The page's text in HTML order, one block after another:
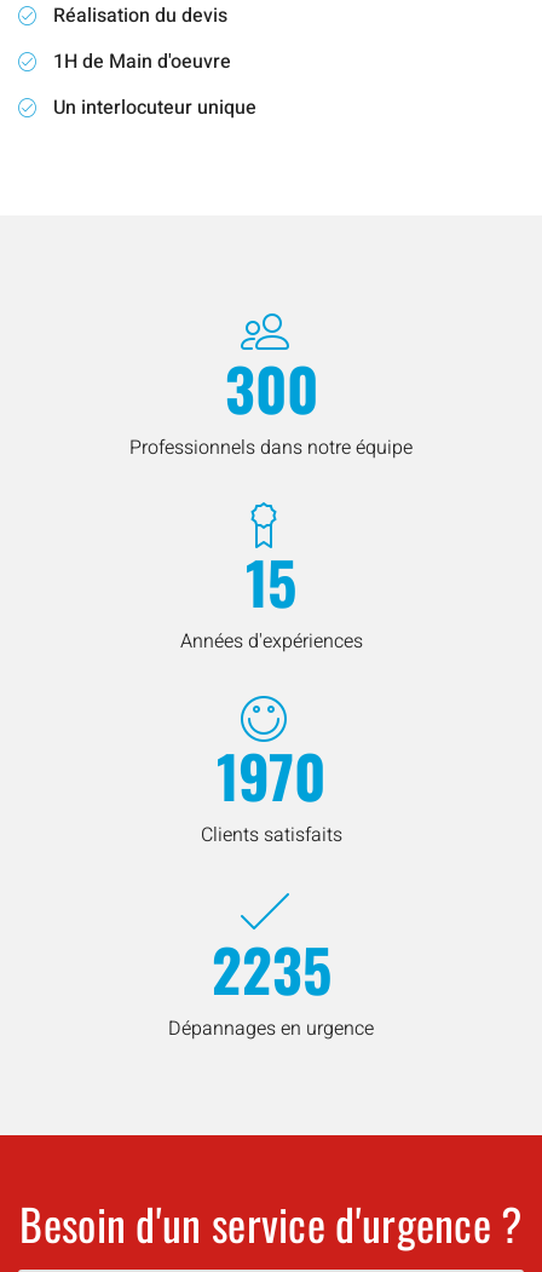
Réalisation du devis
1H de Main d'oeuvre
Un interlocuteur unique
300
Professionnels dans notre équipe
15
Années d'expériences
1970
Clients satisfaits
2235
Dépannages en urgence
Besoin d'un service d'urgence ?